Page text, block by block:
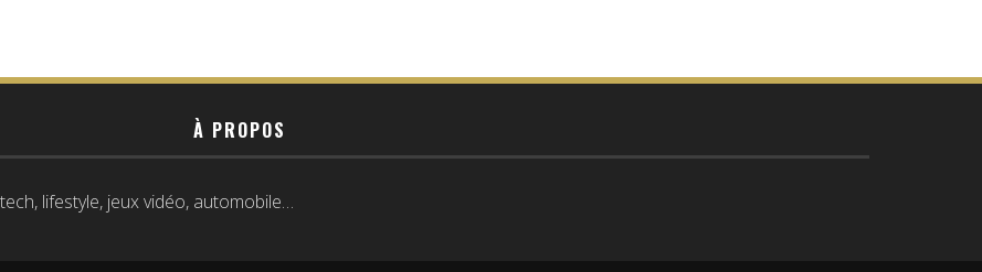
À PROPOS
lifestyle, jeux vidéo, automobile…